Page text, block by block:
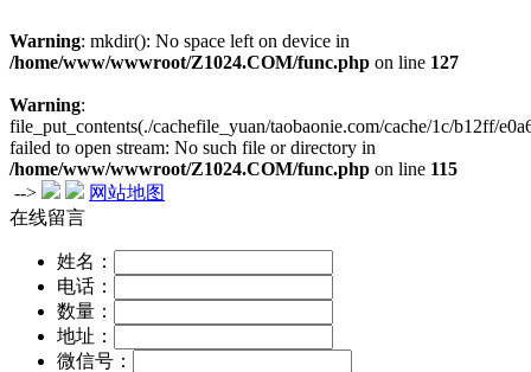
Warning: mkdir(): No space left on device in
/home/www/wwwroot/Z1024.COM/func.php on line 127
Warning:
file_put_contents(./cachefile_yuan/taobaonie.com/cache/1c/b12ff/
failed to open stream: No such file or directory in
/home/www/wwwroot/Z1024.COM/func.php on line 115
-->
网站地图
在线留言
姓名：
电话：
数量：
地址：
微信号：